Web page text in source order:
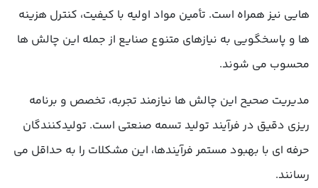
هایی نیز همراه است. تأمین مواد اولیه با کیفیت، کنترل هزینه
ها و پاسخگویی به نیازهای متنوع صنایع از جمله این چالش ها
محسوب می شوند.
مدیریت صحیح این چالش ها نیازمند تجربه، تخصص و برنامه
ریزی دقیق در فرآیند تولید تسمه صنعتی است. تولیدکنندگان
حرفه ای با بهبود مستمر فرآیندها، این مشکلات را به حداقل می
رسانند.